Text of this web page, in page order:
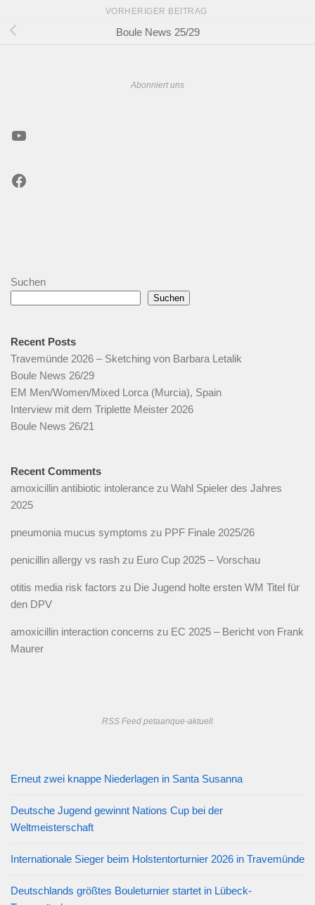
VORHERIGER BEITRAG
Boule News 25/29
Abonniert uns
YouTube
Facebook
Suchen
Suchen
Recent Posts
Travemünde 2026 – Sketching von Barbara Letalik
Boule News 26/29
EM Men/Women/Mixed Lorca (Murcia), Spain
Interview mit dem Triplette Meister 2026
Boule News 26/21
Recent Comments
amoxicillin antibiotic intolerance zu Wahl Spieler des Jahres
2025
pneumonia mucus symptoms zu PPF Finale 2025/26
penicillin allergy vs rash zu Euro Cup 2025 – Vorschau
otitis media risk factors zu Die Jugend holte ersten WM Titel für
den DPV
amoxicillin interaction concerns zu EC 2025 – Bericht von Frank
Maurer
RSS Feed petaanque-aktuell
Erneut zwei knappe Niederlagen in Santa Susanna
Deutsche Jugend gewinnt Nations Cup bei der
Weltmeisterschaft
Internationale Sieger beim Holstentorturnier 2026 in Travemünde
Deutschlands größtes Bouleturnier startet in Lübeck-